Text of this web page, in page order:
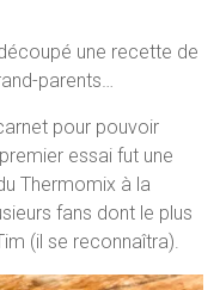
une recette de
parents…
pour pouvoir
essai fut une
Thermomix à la
fans dont le plus
(il se reconnaîtra).